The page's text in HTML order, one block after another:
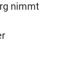
nimmt